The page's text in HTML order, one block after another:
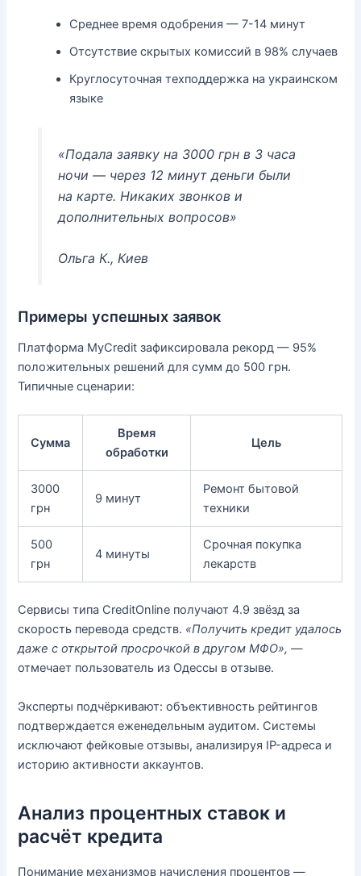
Среднее время одобрения — 7-14 минут
Отсутствие скрытых комиссий в 98% случаев
Круглосуточная техподдержка на украинском
языке
«Подала заявку на 3000 грн в 3 часа
ночи — через 12 минут деньги были
на карте. Никаких звонков и
дополнительных вопросов»
Ольга К., Киев
Примеры успешных заявок
Платформа MyCredit зафиксировала рекорд — 95%
положительных решений для сумм до 500 грн.
Типичные сценарии:
Сумма
Время
обработки
Цель
3000
грн
9 минут
Ремонт бытовой
техники
500
грн
4 минуты
Срочная покупка
лекарств
Сервисы типа CreditOnline получают 4.9 звёзд за
скорость перевода средств. «Получить кредит удалось
даже с открытой просрочкой в другом МФО», —
отмечает пользователь из Одессы в отзыве.
Эксперты подчёркивают: объективность рейтингов
подтверждается еженедельным аудитом. Системы
исключают фейковые отзывы, анализируя IP-адреса и
историю активности аккаунтов.
Анализ процентных ставок и
расчёт кредита
Понимание механизмов начисления процентов —